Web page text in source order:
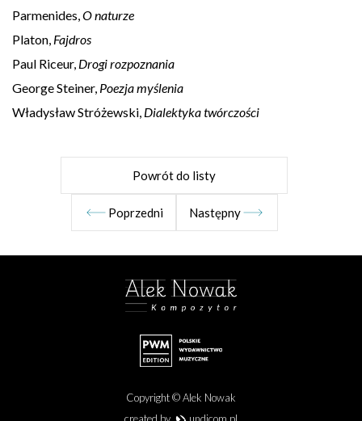
Parmenides,O naturze
Platon, Fajdros
Paul Riceur, Drogi rozpoznania
George Steiner, Poezja myślenia
Władysław Stróżewski, Dialektyka twórczości
Poprzedni
Powrót do listy
Następny
Copyright © Alek Nowak
Ta strona korzysta z plików cookies.